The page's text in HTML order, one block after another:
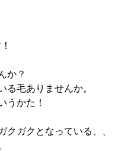
か？
る毛ありませんか。
うかた！
クガクとなっている、、